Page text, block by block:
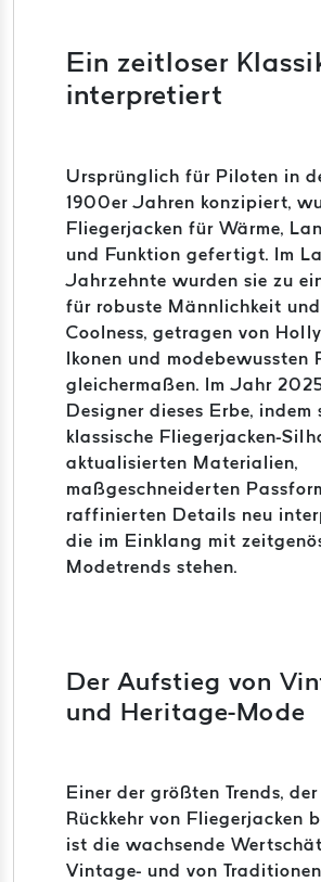
Ein zeitloser
interpretiert
Ursprünglich für Piloten in
1900er Jahren konzipiert,
Fliegerjacken für Wärme,
und Funktion gefertigt. Im
Jahrzehnte wurden sie zu
für robuste Männlichkeit und
Coolness, getragen von
Ikonen und modebewussten
gleichermaßen. Im Jahr
Designer dieses Erbe, indem
klassische Fliegerjacken-
aktualisierten Materialien,
maßgeschneiderten
raffinierten Details neu
die im Einklang mit
Modetrends stehen.
Der Aufstieg von
und Heritage-Mode
Einer der größten Trends,
Rückkehr von Fliegerjacken
ist die wachsende
Vintage- und von